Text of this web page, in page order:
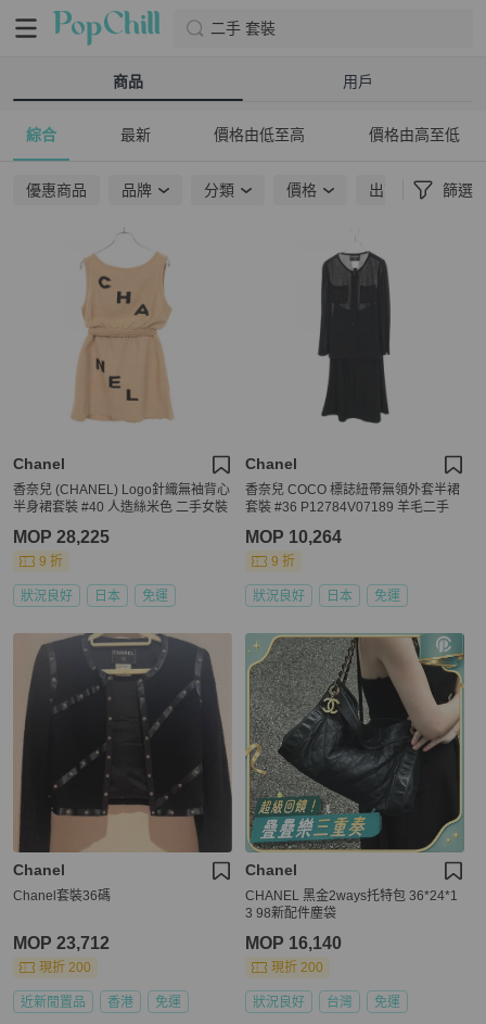
二手 套裝
商品 用戶
綜合 最新 價格由低至高 價格由高至低
優惠商品 品牌 分類 價格 出貨地點 篩選
Chanel
香奈兒 (CHANEL) Logo針織無袖背心
半身裙套裝 #40 人造絲米色 二手女裝
MOP 28,225
9 折
狀況良好 日本 免運
Chanel
香奈兒 COCO 標誌紐帶無領外套半裙
套裝 #36 P12784V07189 羊毛二手
MOP 10,264
9 折
狀況良好 日本 免運
Chanel
Chanel套裝36碼
MOP 23,712
現折 200
近新閒置品 香港 免運
Chanel
CHANEL 黑金2ways托特包 36*24*1
3 98新配件塵袋
MOP 16,140
現折 200
狀況良好 台灣 免運